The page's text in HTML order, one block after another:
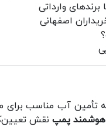
وارداتی
اصفهانی
تأمین آب مناسب برای
هوشمند پمپ نقش